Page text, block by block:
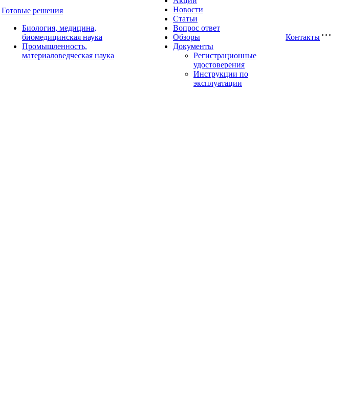
Готовые решения
Биология, медицина,
биомедицинская наука
Промышленность,
материаловедческая наука
Новости
Статьи
Вопрос ответ
Обзоры
Документы
Регистрационные
удостоверения
Инструкции по
эксплуатации
Контакты